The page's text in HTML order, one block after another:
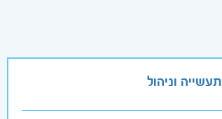
תעשייה וניהול